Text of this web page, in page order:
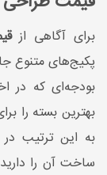
برای آگاهی از
پکیج‌های متنوع
بودجه‌ای که در
بهترین بسته را
به این ترتیب
ساخت آن را